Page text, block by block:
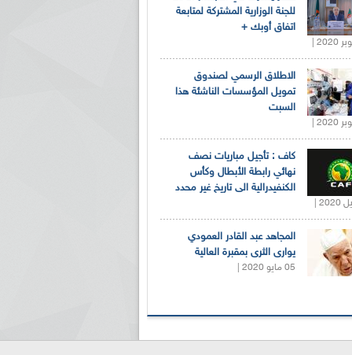
للجنة الوزارية المشتركة لمتابعة
اتفاق أوبك +
الاطلاق الرسمي لصندوق
تمويل المؤسسات الناشئة هذا
السبت
كاف : تأجيل مباريات نصف
نهائي رابطة الأبطال وكأس
الكنفيدرالية الى تاريخ غير محدد
المجاهد عبد القادر العمودي
يوارى الثرى بمقبرة العالية
05 مايو 2020 |